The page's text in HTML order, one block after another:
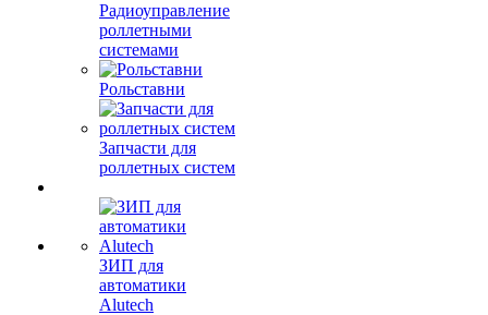
Радиоуправление
роллетными
системами
Рольставни
Запчасти для
роллетных систем
ЗИП для
автоматики
Alutech